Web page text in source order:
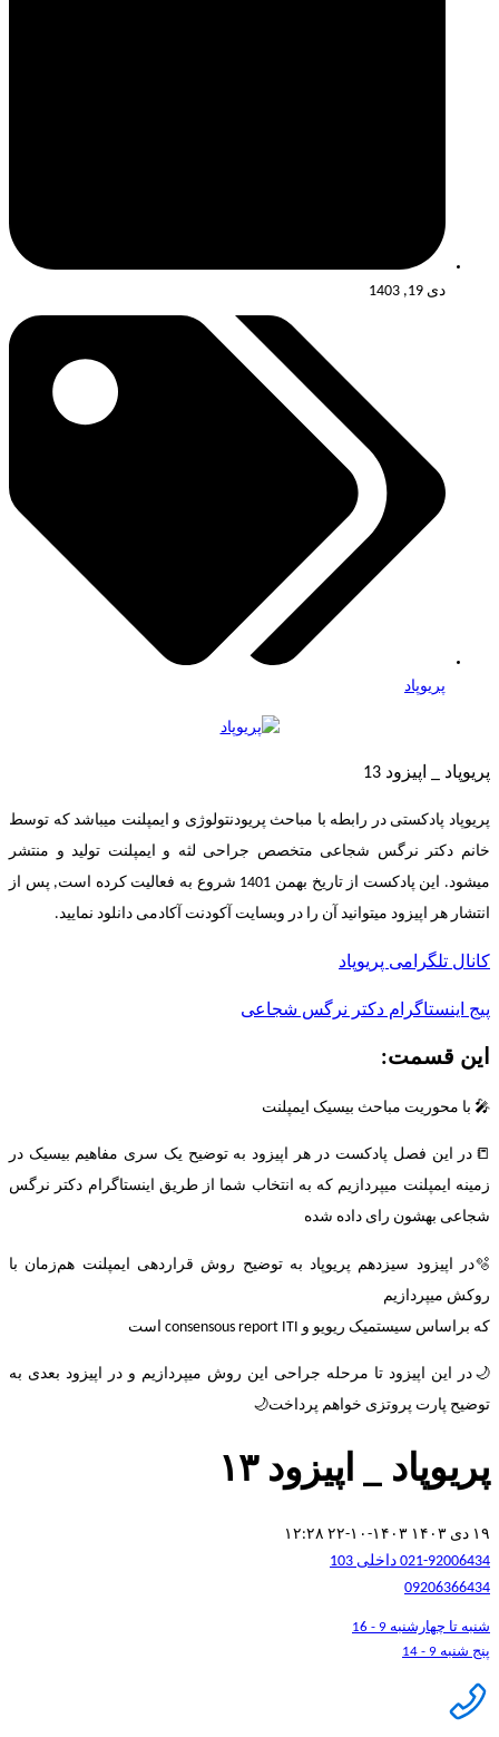
دی 19, 1403
پریوپاد
پریوپاد _ اپیزود 13
پریوپاد پادکستی در رابطه با مباحث پریودنتولوژی و ایمپلنت میباشد که توسط
خانم دکتر نرگس شجاعی متخصص جراحی لثه و ایمپلنت تولید و منتشر
میشود. این پادکست از تاریخ بهمن 1401 شروع به فعالیت کرده است, پس از
انتشار هر اپیزود میتوانید آن را در وبسایت آکودنت آکادمی دانلود نمایید.
کانال تلگرامی پریوپاد
پیج اینستاگرام دکتر نرگس شجاعی
این قسمت:
🎤 با محوریت مباحث بیسیک ایمپلنت
📒در این فصل پادکست در هر اپیزود به توضیح یک سری مفاهیم بیسیک در
زمینه ایمپلنت میپردازیم که به انتخاب شما از طریق اینستاگرام دکتر نرگس
شجاعی بهشون رای داده شده
🫧در اپیزود سیزدهم پریوپاد به توضیح روش قراردهی ایمپلنت هم‌زمان با
روکش میپردازیم
که براساس سیستمیک ریویو و consensous report ITI است
🌙در این اپیزود تا مرحله جراحی این روش میپردازیم و در اپیزود بعدی به
توضیح پارت پروتزی خواهم پرداخت🌙
پریوپاد _ اپیزود ۱۳
۱۹ دی ۱۴۰۳
۱۴۰۳-۱۰-۲۲ ۱۲:۲۸
021-92006434 داخلی 103
09206366434
شنبه تا چهارشنبه 9 - 16
پنج شنبه 9 - 14